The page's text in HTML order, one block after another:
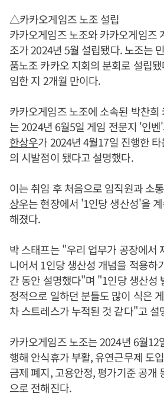
△카카오게임즈 노조 설립
카카오게임즈 노조와 카카오게임즈
조가 2024년 5월 설립됐다. 노조는
품노조 카카오 지회의 분회로 설립
임한 지 2개월 만이다.
카카오게임즈 노조에 소속된 박찬
는 2024년 6월5일 게임 전문지 '인
한상우가 2024년 4월17일 진행한
의 시발점이 됐다고 설명했다.
이는 취임 후 처음으로 임직원과 소
상우는 현장에서 '1인당 생산성'을
해졌다.
박 스태프는 "우리 업무가 공장에서
니어서 1인당 생산성 개념을 적용하
간 동안 설명했다"며 "1인당 생산성
정적으로 일하던 분들도 많이 식은
차 스트레스가 누적된 것 같다"고 설
카카오게임즈 노조는 2024년 6월12
행해 안식휴가 부활, 유연근무제 도
금제 폐지, 고용안정, 평가기준 공개
으로 전해진다.